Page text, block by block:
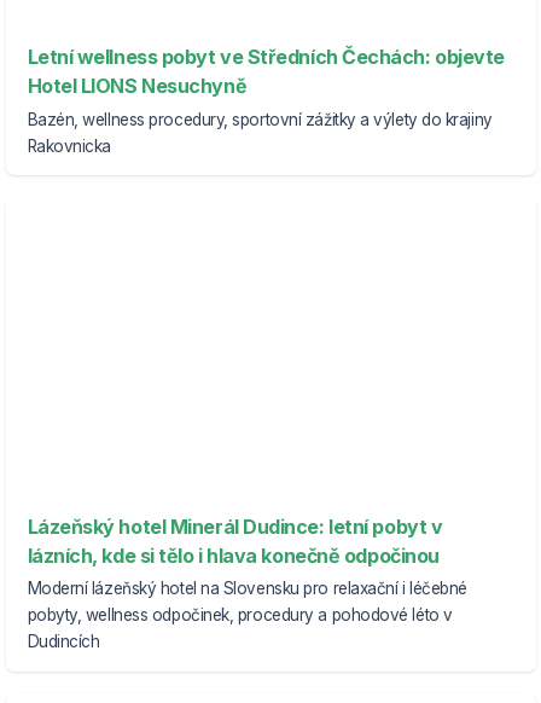
Letní wellness pobyt ve Středních Čechách: objevte
Hotel LIONS Nesuchyně
Bazén, wellness procedury, sportovní zážitky a výlety do krajiny
Rakovnicka
Lázeňský hotel Minerál Dudince: letní pobyt v
lázních, kde si tělo i hlava konečně odpočinou
Moderní lázeňský hotel na Slovensku pro relaxační i léčebné
pobyty, wellness odpočinek, procedury a pohodové léto v
Dudincích